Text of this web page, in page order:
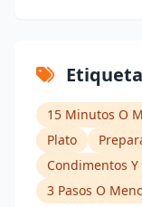
15 Minutos O
Plato
Condimentos Y
3 Pasos O